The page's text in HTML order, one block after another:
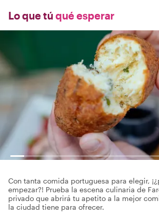
Lo que tú qué esperar
Con tanta comida portuguesa para elegir,
empezar?! Prueba la escena culinaria de
privado que abrirá tu apetito a la mejor
la ciudad tiene para ofrecer.